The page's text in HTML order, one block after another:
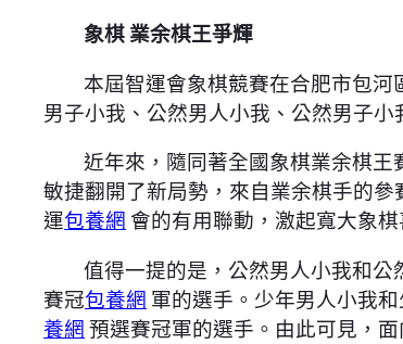
象棋 業余棋王爭輝
本屆智運會象棋競賽在合肥市包
男子小我、公然男人小我、公然男子
近年來，隨同著全國象棋業余棋
敏捷翻開了新局勢，來自業余棋手的
運包養網 會的有用聯動，激起寬大象
值得一提的是，公然男人小我和公
賽冠包養網 軍的選手。少年男人小我
養網預選賽冠軍的選手。由此可見，